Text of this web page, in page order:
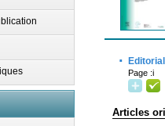
·
Page :i
Articles